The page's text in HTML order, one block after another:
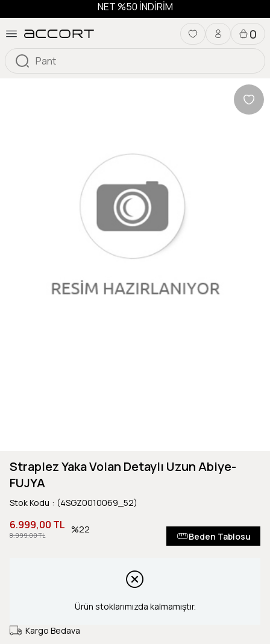
NET %50 İNDİRİM
0
Straplez Yaka Volan Detaylı Uzun Abiye-
FUJYA
Stok Kodu (4SGZ0010069_52)
8.999,00 TL
6.999,00 TL 22
Beden Tablosu
Ürün stoklarımızda kalmamıştır.
Kargo Bedava